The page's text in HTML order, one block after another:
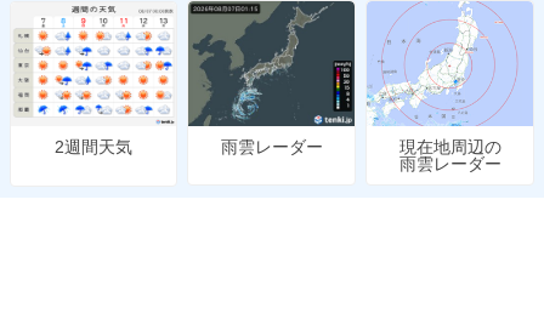
2週間天気 雨雲レーダー
現在地周辺の
雨雲レーダー